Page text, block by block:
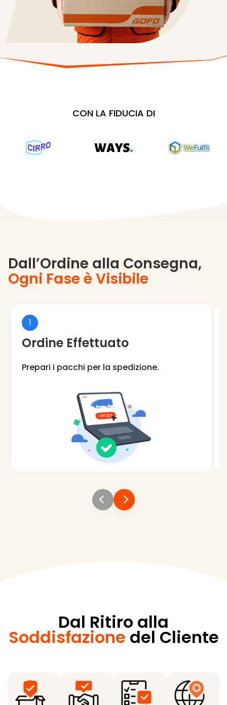
CON LA FIDUCIA DI
Dall’Ordine alla Consegna,
Ogni Fase è Visibile
1
Ordine Effettuato
Prepari i pacchi per la spedizione.
Dal Ritiro alla
Soddisfazione del Cliente